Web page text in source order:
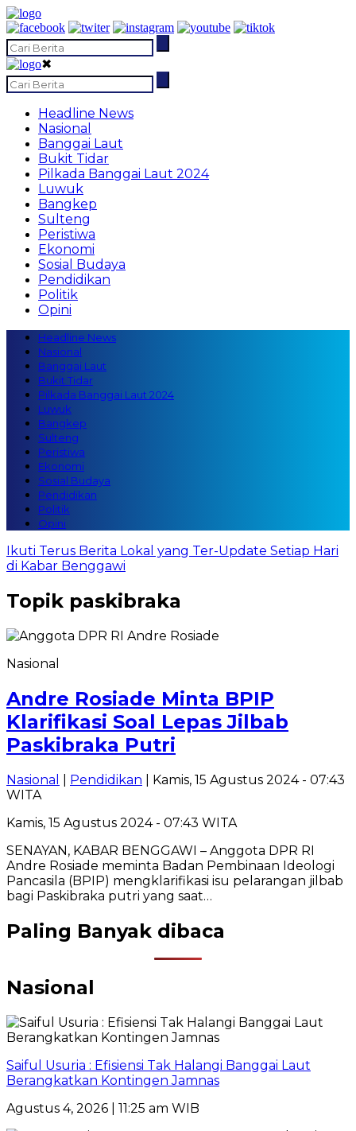
✖
Headline News
Nasional
Banggai Laut
Bukit Tidar
Pilkada Banggai Laut 2024
Luwuk
Bangkep
Sulteng
Peristiwa
Ekonomi
Sosial Budaya
Pendidikan
Politik
Opini
Headline News
Nasional
Banggai Laut
Bukit Tidar
Pilkada Banggai Laut 2024
Luwuk
Bangkep
Sulteng
Peristiwa
Ekonomi
Sosial Budaya
Pendidikan
Politik
Opini
Ikuti Terus Berita Lokal yang Ter-Update Setiap Hari
di Kabar Benggawi
Topik paskibraka
Nasional
Andre Rosiade Minta BPIP
Klarifikasi Soal Lepas Jilbab
Paskibraka Putri
Nasional Pendidikan | Kamis, 15 Agustus 2024 - 07:43
WITA
Kamis, 15 Agustus 2024 - 07:43 WITA
SENAYAN, KABAR BENGGAWI – Anggota DPR RI
Andre Rosiade meminta Badan Pembinaan Ideologi
Pancasila (BPIP) mengklarifikasi isu pelarangan jilbab
bagi Paskibraka putri yang saat…
Paling Banyak dibaca
Nasional
Saiful Usuria : Efisiensi Tak Halangi Banggai Laut
Berangkatkan Kontingen Jamnas
Agustus 4, 2026 | 11:25 am WIB